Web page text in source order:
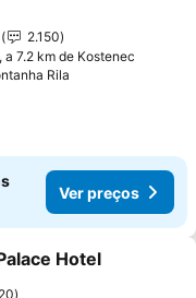
aos favoritos
2.150
a 7.2 km de Kostenec
Rila
Ver preços
aos favoritos
Hotel